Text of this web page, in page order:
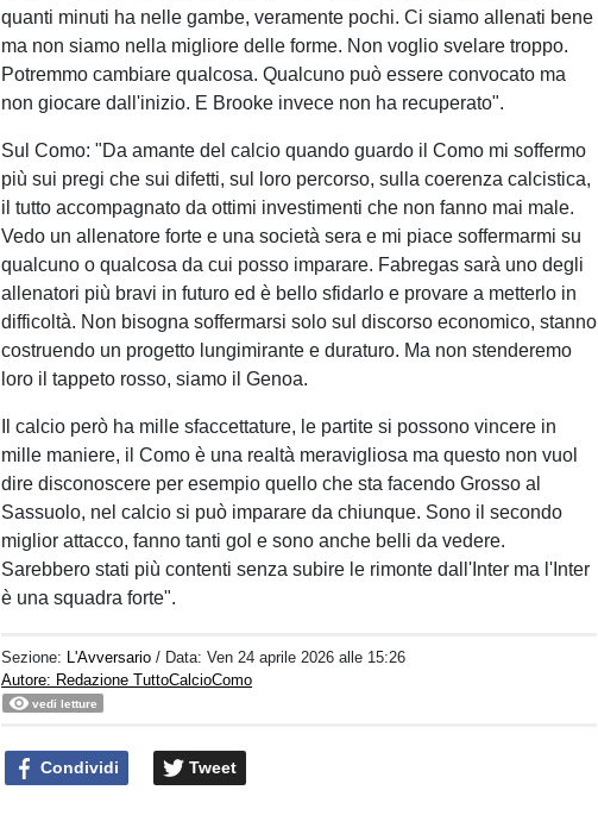
quanti minuti ha nelle gambe, veramente pochi. Ci siamo allenati bene
ma non siamo nella migliore delle forme. Non voglio svelare troppo.
Potremmo cambiare qualcosa. Qualcuno può essere convocato ma
non giocare dall'inizio. E Brooke invece non ha recuperato".
Sul Como: "Da amante del calcio quando guardo il Como mi soffermo
più sui pregi che sui difetti, sul loro percorso, sulla coerenza calcistica,
il tutto accompagnato da ottimi investimenti che non fanno mai male.
Vedo un allenatore forte e una società sera e mi piace soffermarmi su
qualcuno o qualcosa da cui posso imparare. Fabregas sarà uno degli
allenatori più bravi in futuro ed è bello sfidarlo e provare a metterlo in
difficoltà. Non bisogna soffermarsi solo sul discorso economico, stanno
costruendo un progetto lungimirante e duraturo. Ma non stenderemo
loro il tappeto rosso, siamo il Genoa.
Il calcio però ha mille sfaccettature, le partite si possono vincere in
mille maniere, il Como è una realtà meravigliosa ma questo non vuol
dire disconoscere per esempio quello che sta facendo Grosso al
Sassuolo, nel calcio si può imparare da chiunque. Sono il secondo
miglior attacco, fanno tanti gol e sono anche belli da vedere.
Sarebbero stati più contenti senza subire le rimonte dall'Inter ma l'Inter
è una squadra forte".
Sezione: L'Avversario / Data:Ven 24 aprile 2026 alle 15:26
Autore: Redazione TuttoCalcioComo
vedi letture
Condividi Tweet